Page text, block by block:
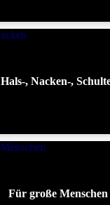
Hals-, Nacken-,
Für große Menschen